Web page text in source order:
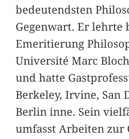
bedeutendsten
Gegenwart. Er lehrte
Emeritierung
Université Marc
und hatte
Berkeley, Irvine, San
Berlin inne. Sein
umfasst Arbeiten zur